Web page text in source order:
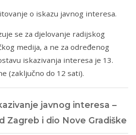
o iskazu javnog interesa.
se za djelovanje radijskog
medija, a ne za određenog
iskazivanja interesa je 13.
(zaključno do 12 sati).
javnog interesa –
Zagreb i dio Nove Gradiške